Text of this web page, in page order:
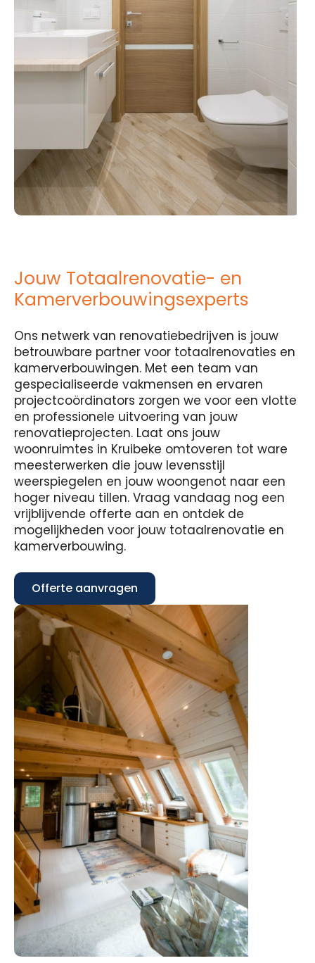
Jouw Totaalrenovatie- en
Kamerverbouwingsexperts
Ons netwerk van renovatiebedrijven is jouw
betrouwbare partner voor totaalrenovaties en
kamerverbouwingen. Met een team van
gespecialiseerde vakmensen en ervaren
projectcoördinators zorgen we voor een vlotte
en professionele uitvoering van jouw
renovatieprojecten. Laat ons jouw
woonruimtes in Kruibeke omtoveren tot ware
meesterwerken die jouw levensstijl
weerspiegelen en jouw woongenot naar een
hoger niveau tillen. Vraag vandaag nog een
vrijblijvende offerte aan en ontdek de
mogelijkheden voor jouw totaalrenovatie en
kamerverbouwing.
Offerte aanvragen